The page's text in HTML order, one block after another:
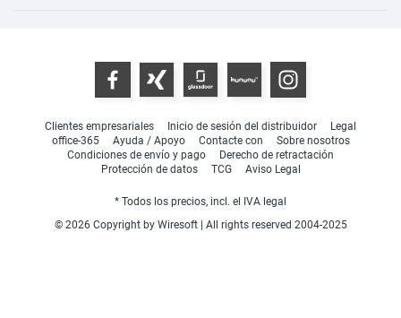
Clientes empresariales Inicio de sesión del distribuidor
Legal
office-365
Ayuda / Apoyo Contacte con
Sobre nosotros
Condiciones de envío y pago
Derecho de retractación
Protección de datos
TCG Aviso Legal
* Todos los precios, incl. el IVA legal
© 2026 Copyright by Wiresoft | All rights reserved 2004-2025